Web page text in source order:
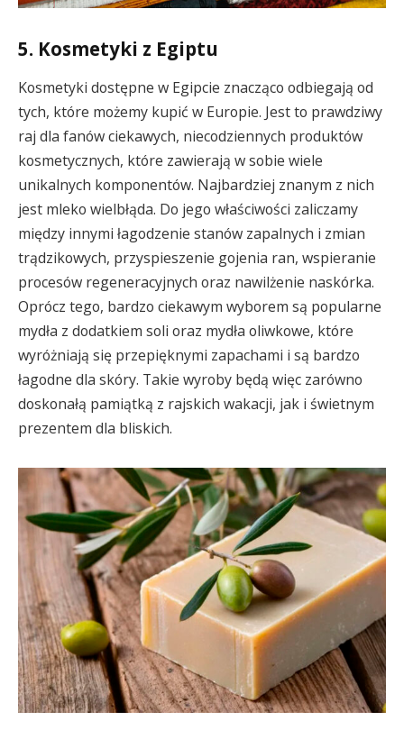
5. Kosmetyki z Egiptu
Kosmetyki dostępne w Egipcie znacząco odbiegają od
tych, które możemy kupić w Europie. Jest to prawdziwy
raj dla fanów ciekawych, niecodziennych produktów
kosmetycznych, które zawierają w sobie wiele
unikalnych komponentów. Najbardziej znanym z nich
jest mleko wielbłąda. Do jego właściwości zaliczamy
między innymi łagodzenie stanów zapalnych i zmian
trądzikowych, przyspieszenie gojenia ran, wspieranie
procesów regeneracyjnych oraz nawilżenie naskórka.
Oprócz tego, bardzo ciekawym wyborem są popularne
mydła z dodatkiem soli oraz mydła oliwkowe, które
wyróżniają się przepięknymi zapachami i są bardzo
łagodne dla skóry. Takie wyroby będą więc zarówno
doskonałą pamiątką z rajskich wakacji, jak i świetnym
prezentem dla bliskich.